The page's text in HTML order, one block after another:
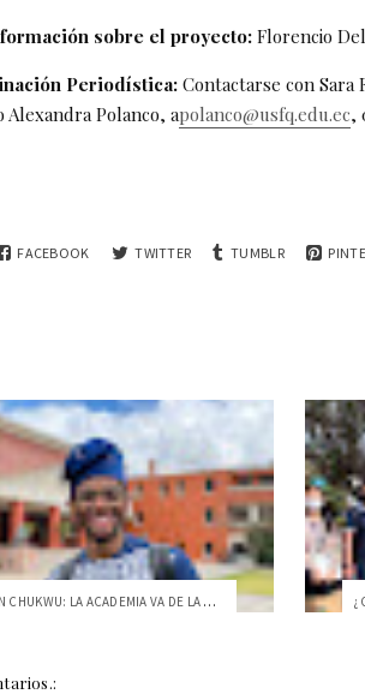
sobre el proyecto: Florencio
Periodística: Contactarse con Sara
Alexandra Polanco, apolanco@usfq.edu.ec,
FACEBOOK TWITTER TUMBLR
HAMSTON CHUKWU: LA ACADEMIA VA DE LA MAN...